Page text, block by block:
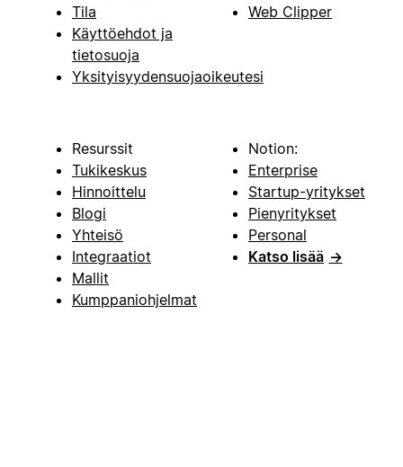
Tila
Käyttöehdot ja
tietosuoja
Yksityisyydensuojaoikeutesi
Web Clipper
Resurssit
Tukikeskus
Hinnoittelu
Blogi
Yhteisö
Integraatiot
Mallit
Kumppaniohjelmat
Notion:
Enterprise
Startup-yritykset
Pienyritykset
Personal
Katso lisää →